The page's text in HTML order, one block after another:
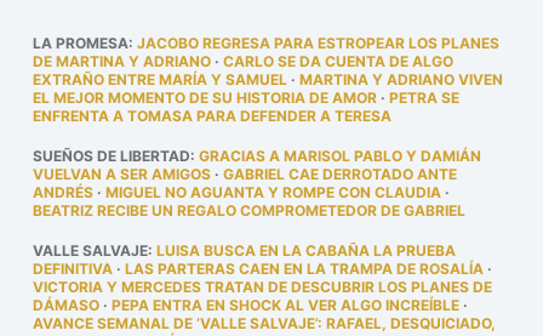
LA PROMESA: JACOBO REGRESA PARA ESTROPEAR LOS PLANES
DE MARTINA Y ADRIANO· CARLO SE DA CUENTA DE ALGO
EXTRAÑO ENTRE MARÍA Y SAMUEL· MARTINA Y ADRIANO VIVEN
EL MEJOR MOMENTO DE SU HISTORIA DE AMOR· PETRA SE
ENFRENTA A TOMASA PARA DEFENDER A TERESA
SUEÑOS DE LIBERTAD: GRACIAS A MARISOL PABLO Y DAMIÁN
VUELVAN A SER AMIGOS· GABRIEL CAE DERROTADO ANTE
ANDRÉS· MIGUEL NO AGUANTA Y ROMPE CON CLAUDIA·
BEATRIZ RECIBE UN REGALO COMPROMETEDOR DE GABRIEL
VALLE SALVAJE: LUISA BUSCA EN LA CABAÑA LA PRUEBA
DEFINITIVA· LAS PARTERAS CAEN EN LA TRAMPA DE ROSALÍA·
VICTORIA Y MERCEDES TRATAN DE DESCUBRIR LOS PLANES DE
DÁMASO· PEPA ENTRA EN SHOCK AL VER ALGO INCREÍBLE·
AVANCE SEMANAL DE ‘VALLE SALVAJE’: RAFAEL, DESQUICIADO,